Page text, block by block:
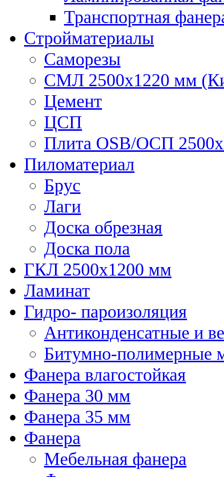
Транспортная
Стройматериалы
Саморезы
СМЛ 2500х1220 мм
Цемент
ЦСП
Плита OSB/ОСП
Пиломатериал
Брус
Лаги
Доска обрезная
Доска пола
ГКЛ 2500х1200 мм
Ламинат
Гидро- пароизоляция
Антиконденсатные и
Битумно-полимерные
Фанера влагостойкая
Фанера 30 мм
Фанера 35 мм
Фанера
Мебельная фанера